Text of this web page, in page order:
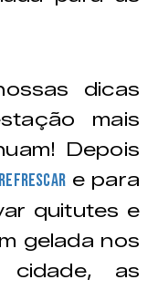
dicas
mais
Depois
e para
quitutes e
gelada nos
cidade, as